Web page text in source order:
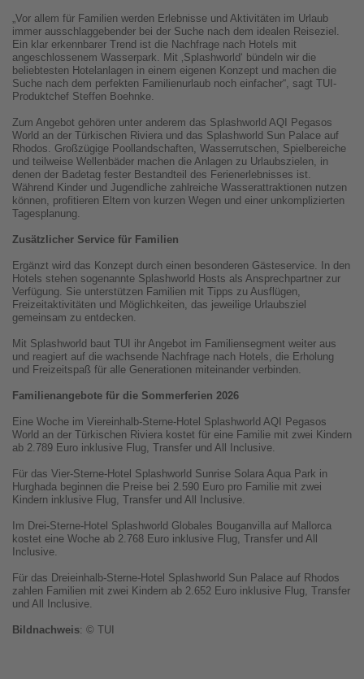
„Vor allem für Familien werden Erlebnisse und Aktivitäten im Urlaub
immer ausschlaggebender bei der Suche nach dem idealen Reiseziel.
Ein klar erkennbarer Trend ist die Nachfrage nach Hotels mit
angeschlossenem Wasserpark. Mit ‚Splashworld‘ bündeln wir die
beliebtesten Hotelanlagen in einem eigenen Konzept und machen die
Suche nach dem perfekten Familienurlaub noch einfacher“, sagt TUI-
Produktchef Steffen Boehnke.
Zum Angebot gehören unter anderem das Splashworld AQI Pegasos
World an der Türkischen Riviera und das Splashworld Sun Palace auf
Rhodos. Großzügige Poollandschaften, Wasserrutschen, Spielbereiche
und teilweise Wellenbäder machen die Anlagen zu Urlaubszielen, in
denen der Badetag fester Bestandteil des Ferienerlebnisses ist.
Während Kinder und Jugendliche zahlreiche Wasserattraktionen nutzen
können, profitieren Eltern von kurzen Wegen und einer unkomplizierten
Tagesplanung.
Zusätzlicher Service für Familien
Ergänzt wird das Konzept durch einen besonderen Gästeservice. In den
Hotels stehen sogenannte Splashworld Hosts als Ansprechpartner zur
Verfügung. Sie unterstützen Familien mit Tipps zu Ausflügen,
Freizeitaktivitäten und Möglichkeiten, das jeweilige Urlaubsziel
gemeinsam zu entdecken.
Mit Splashworld baut TUI ihr Angebot im Familiensegment weiter aus
und reagiert auf die wachsende Nachfrage nach Hotels, die Erholung
und Freizeitspaß für alle Generationen miteinander verbinden.
Familienangebote für die Sommerferien 2026
Eine Woche im Viereinhalb-Sterne-Hotel Splashworld AQI Pegasos
World an der Türkischen Riviera kostet für eine Familie mit zwei Kindern
ab 2.789 Euro inklusive Flug, Transfer und All Inclusive.
Für das Vier-Sterne-Hotel Splashworld Sunrise Solara Aqua Park in
Hurghada beginnen die Preise bei 2.590 Euro pro Familie mit zwei
Kindern inklusive Flug, Transfer und All Inclusive.
Im Drei-Sterne-Hotel Splashworld Globales Bouganvilla auf Mallorca
kostet eine Woche ab 2.768 Euro inklusive Flug, Transfer und All
Inclusive.
Für das Dreieinhalb-Sterne-Hotel Splashworld Sun Palace auf Rhodos
zahlen Familien mit zwei Kindern ab 2.652 Euro inklusive Flug, Transfer
und All Inclusive.
Bildnachweis: © TUI